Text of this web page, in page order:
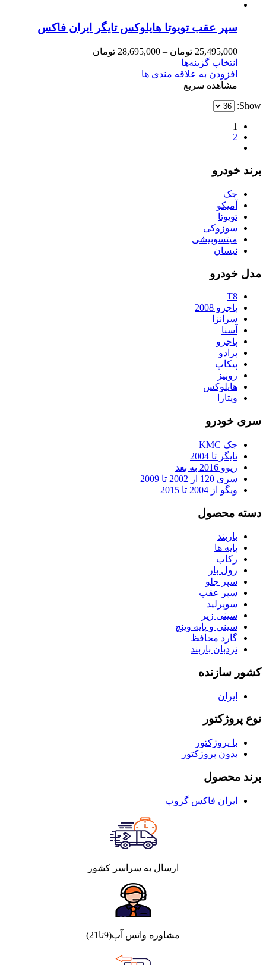
سپر عقب تویوتا هایلوکس تایگر ایران فاکس
25,495,000 تومان –
28,695,000 تومان
انتخاب گزینه‌ها
افزودن به علاقه مندی ها
مشاهده سریع
Show:
1
2
برند خودرو
جک
آمیکو
تویوتا
سوزوکی
میتسوبیشی
نیسان
مدل خودرو
T8
پاجرو 2008
سرانزا
آسنا
پاجرو
پرادو
پیکاپ
رونیز
هایلوکس
ویتارا
سری خودرو
جک KMC
تایگر تا 2004
ریوو 2016 به بعد
سری 120 از 2002 تا 2009
ویگو از 2004 تا 2015
دسته محصول
باربند
پایه ها
رکاب
رول بار
سپر جلو
سپر عقب
سوپرلید
سینی زیر
سینی و پایه وینچ
گارد محافظ
نردبان باربند
کشور سازنده
ایران
نوع پروژکتور
با پروژکتور
بدون پروژکتور
برند محصول
ایران فاکس گروپ
ارسال به سراسر کشور
مشاوره واتس آپ(9تا21)